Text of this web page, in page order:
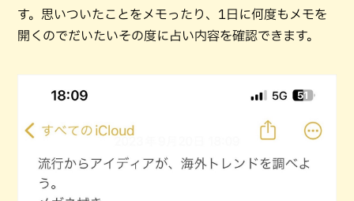
す。思いついたことをメモったり、1日に何度もメモを
開くのでだいたいその度に占い内容を確認できます。